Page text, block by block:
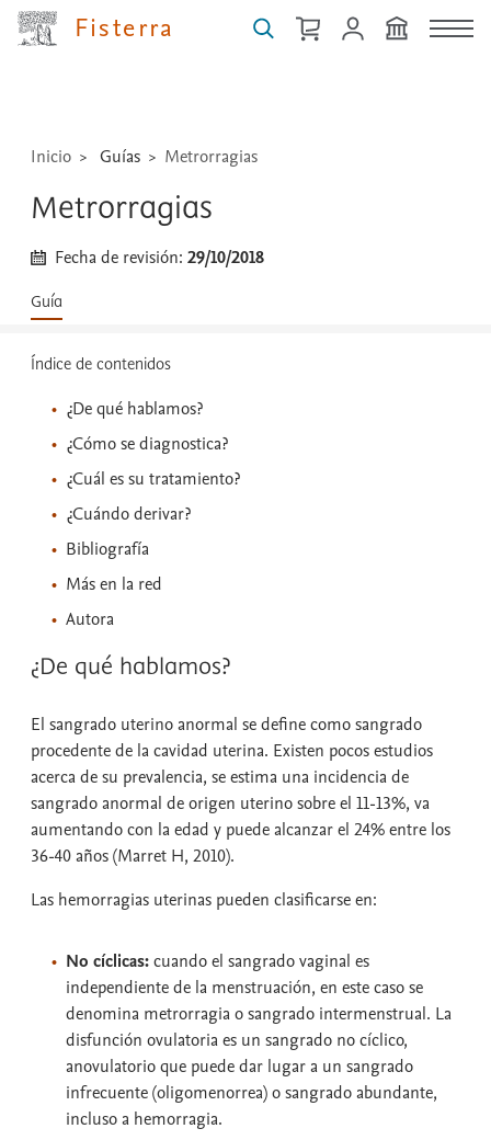
Fisterra
medicamentos,
técnicas
Inicio Guías Metrorragias
Metrorragias
Fecha de revisión:29/10/2018
Guía
Índice de contenidos
¿De qué hablamos?
¿Cómo se diagnostica?
¿Cuál es su tratamiento?
¿Cuándo derivar?
Bibliografía
Más en la red
Autora
¿De qué hablamos?
El sangrado uterino anormal se define como sangrado
procedente de la cavidad uterina. Existen pocos estudios
acerca de su prevalencia, se estima una incidencia de
sangrado anormal de origen uterino sobre el 11-13%, va
aumentando con la edad y puede alcanzar el 24% entre los
36-40 años (Marret H, 2010).
Las hemorragias uterinas pueden clasificarse en:
No cíclicas:cuando el sangrado vaginal es
independiente de la menstruación, en este caso se
denomina metrorragia o sangrado intermenstrual. La
disfunción ovulatoria es un sangrado no cíclico,
anovulatorio que puede dar lugar a un sangrado
infrecuente (oligomenorrea) o sangrado abundante,
incluso a hemorragia.